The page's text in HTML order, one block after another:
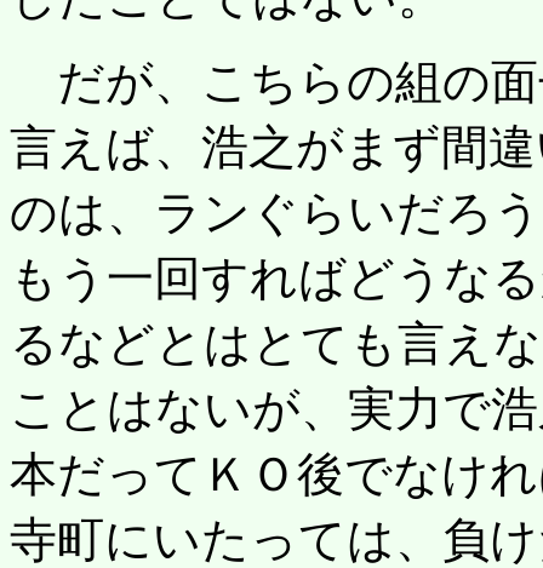
だが、こちらの組の
言えば、浩之がまず間
のは、ランぐらいだろ
もう一回すればどうな
るなどとはとても言え
ことはないが、実力で
本だってＫＯ後でなけ
寺町にいたっては、負